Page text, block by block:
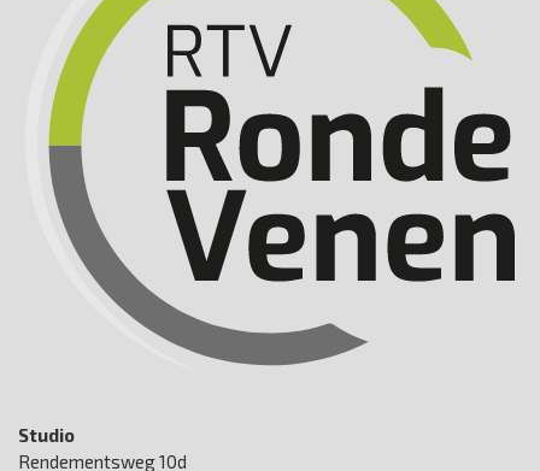
Studio
Rendementsweg 10d